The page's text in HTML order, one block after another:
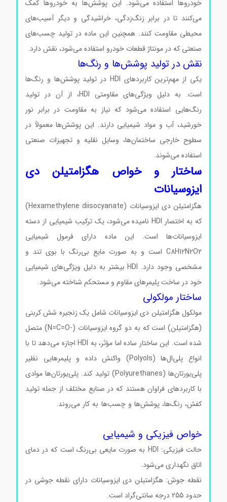
خودروها استفاده می‌شود. این پوشش‌ها به خودروها کمک
می‌کنند تا در برابر زنگ‌زدگی، خراشیدگی و دیگر آسیب‌های
محیطی مقاومت کنند. همچنین این ماده در تولید چسب‌های
صنعتی که در مونتاژ قطعات خودرو استفاده می‌شود، نقش دارد.
نقش در تولید پوشش‌ها و رنگ‌ها
یکی از مهم‌ترین کاربردهای HDI در تولید پوشش‌ها و رنگ‌ها
است. به دلیل ویژگی‌های مقاومتی HDI، از آن در تولید
رنگ‌هایی استفاده می‌شود که نیاز به مقاومت در برابر نور
خورشید، آب و مواد شیمیایی دارند. این پوشش‌ها معمولاً در
سطوح خارجی ساختمان‌ها، وسایل نقلیه و تجهیزات صنعتی
استفاده می‌شوند.
ساختار و خواص هگزامتیلن دی
ایزوسیانات
هگزامتیلن دی ایزوسیانات (Hexamethylene diisocyanate)
که به اختصار HDI نامیده می‌شود، یک ترکیب شیمیایی از دسته
ایزوسیانات‌ها است. این ماده دارای فرمول شیمیایی
C8H12N2O2 است و به صورت مایع بی‌رنگ با بوی تند و
مشخصی وجود دارد. HDI بیشتر به دلیل ویژگی‌های شیمیایی
خود در ساخت پلیمرهای مقاوم و مستحکم شناخته می‌شود.
ساختار مولکولی
مولکول هگزامتیلن دی ایزوسیانات شامل یک زنجیره شش کربنی
(هگزامتیلن) است که به دو گروه ایزوسیانات (-N=C=O) متصل
شده است. این ساختار ساده اما مؤثر، به HDI اجازه می‌دهد تا با
انواع پلی‌ال‌ها (Polyols) واکنش داده و پلیمرهایی نظیر
پلی‌یورتان‌ها (Polyurethanes) تولید کند. پلی‌یورتان‌ها موادی
با کاربردهای فراوان هستند که در صنایع مختلف از جمله تولید
کفش، رنگ‌ها، پوشش‌ها و چسب‌ها به کار می‌روند.هگزامتیلن
خواص فیزیکی و شیمیایی
حالت فیزیکی: HDI به صورت مایعی بی‌رنگ است که در دمای
اتاق نگهداری می‌شود.
نقطه جوش: هگزامتیلن دی ایزوسیانات دارای نقطه جوشی در
حدود 255 درجه سانتی‌گراد است.